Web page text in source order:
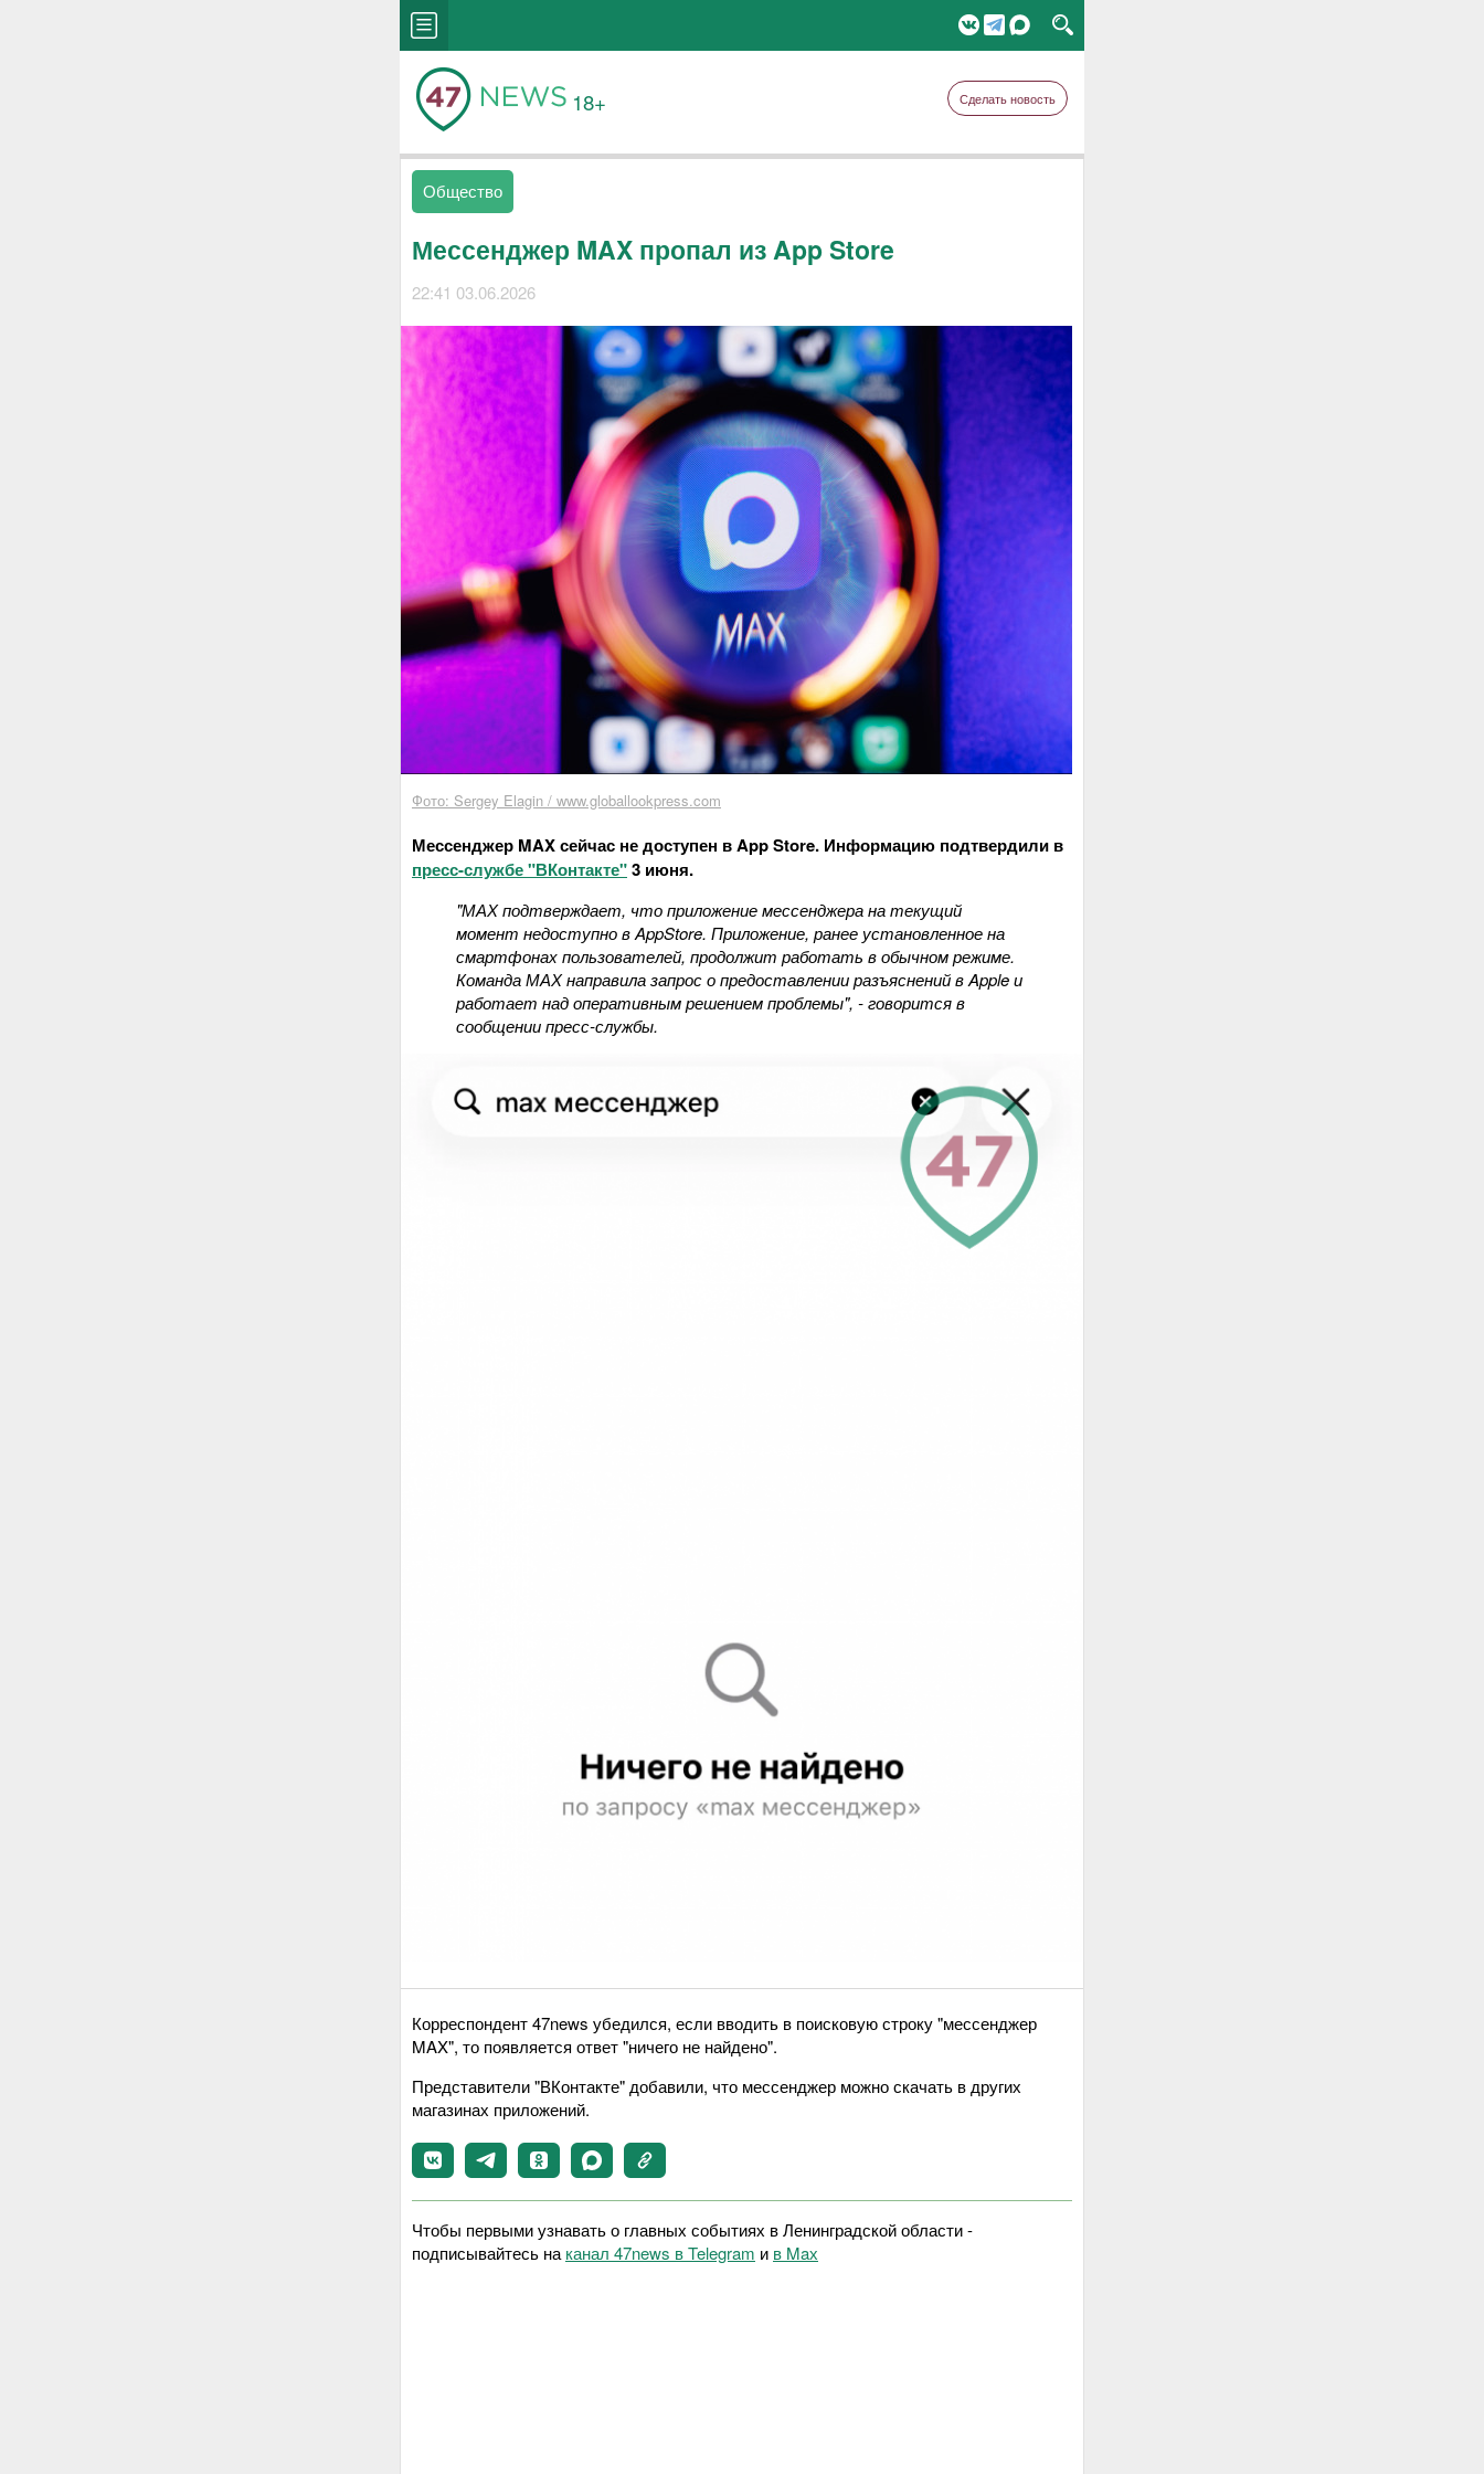
18+ Сделать новость
Общество
Мессенджер MAX пропал из App Store
22:41 03.06.2026
Фото: Sergey Elagin / www.globallookpress.com
Мессенджер MAX сейчас не доступен в App Store. Информацию подтвердили в
пресс-службе "ВКонтакте"3 июня.
"МАХ подтверждает, что приложение мессенджера на текущий
момент недоступно в AppStore. Приложение, ранее установленное на
смартфонах пользователей, продолжит работать в обычном режиме.
Команда МАХ направила запрос о предоставлении разъяснений в Apple и
работает над оперативным решением проблемы", - говорится в
сообщении пресс-службы.
Корреспондент 47news убедился, если вводить в поисковую строку "мессенджер
MAX", то появляется ответ "ничего не найдено".
Представители "ВКонтакте" добавили, что мессенджер можно скачать в других
магазинах приложений.
Чтобы первыми узнавать о главных событиях в Ленинградской области -
подписывайтесь на канал 47news в Telegram и в Maх